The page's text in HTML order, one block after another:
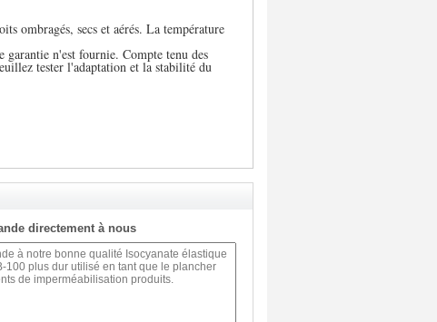
ombragés, secs et aérés. La température
garantie n'est fournie. Compte tenu des
tester l'adaptation et la stabilité du
directement à nous